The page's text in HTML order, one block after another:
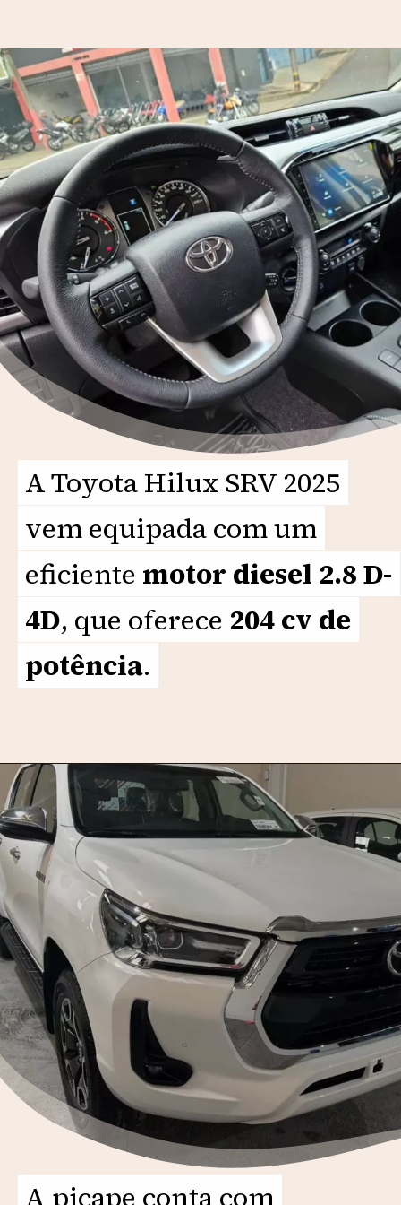
Opening https://motorprime.com.br/qual-e-o-preco-da-nova-toyota-hilux-srv-2025-ficha-tecnica-e-diferenciais/
A Toyota Hilux SRV 2025
vem equipada com um
eficiente motor diesel 2.8 D-
4D, que oferece 204 cv de
potência.
A Toyota Hilux SRV 2025
vem equipada com um
eficiente motor diesel 2.8 D-
4D, que oferece 204 cv de
potência.
Opening
A picape conta com
A picape conta com